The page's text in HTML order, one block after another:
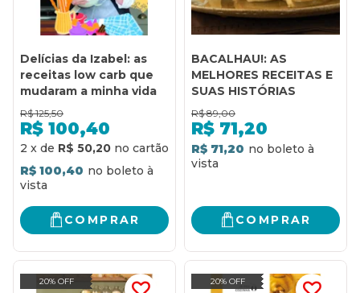
Delícias da Izabel: as
receitas low carb que
mudaram a minha vida
R$ 125,50
R$ 100,40
2 x de R$ 50,20
R$ 100,40
COMPRAR
BACALHAU!: AS
MELHORES RECEITAS E
SUAS HISTÓRIAS
R$ 89,00
R$ 71,20
R$ 71,20
COMPRAR
20% OFF 20% OFF